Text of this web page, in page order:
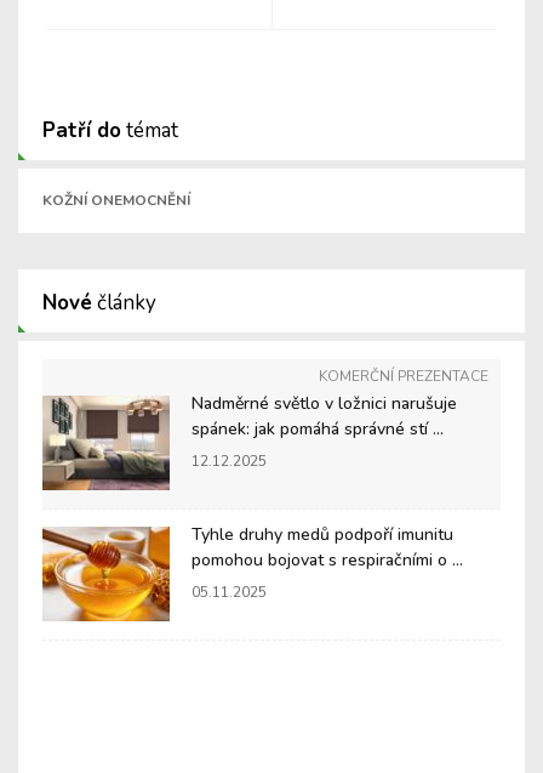
Patří dotémat
KOŽNÍ ONEMOCNĚNÍ
Nové články
KOMERČNÍ PREZENTACE
Nadměrné světlo v ložnici narušuje
spánek: jak pomáhá správné stí ...
12.12.2025
Tyhle druhy medů podpoří imunitu
pomohou bojovat s respiračními o ...
05.11.2025